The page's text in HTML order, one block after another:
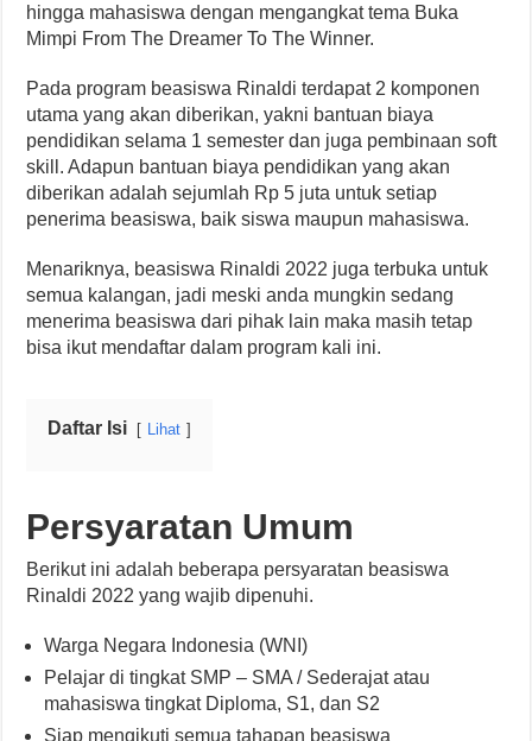
hingga mahasiswa dengan mengangkat tema Buka
Mimpi From The Dreamer To The Winner.
Pada program beasiswa Rinaldi terdapat 2 komponen
utama yang akan diberikan, yakni bantuan biaya
pendidikan selama 1 semester dan juga pembinaan soft
skill. Adapun bantuan biaya pendidikan yang akan
diberikan adalah sejumlah Rp 5 juta untuk setiap
penerima beasiswa, baik siswa maupun mahasiswa.
Menariknya, beasiswa Rinaldi 2022 juga terbuka untuk
semua kalangan, jadi meski anda mungkin sedang
menerima beasiswa dari pihak lain maka masih tetap
bisa ikut mendaftar dalam program kali ini.
Daftar Isi Lihat
Persyaratan Umum
Berikut ini adalah beberapa persyaratan beasiswa
Rinaldi 2022 yang wajib dipenuhi.
Warga Negara Indonesia (WNI)
Pelajar di tingkat SMP – SMA / Sederajat atau
mahasiswa tingkat Diploma, S1, dan S2
Siap mengikuti semua tahapan beasiswa